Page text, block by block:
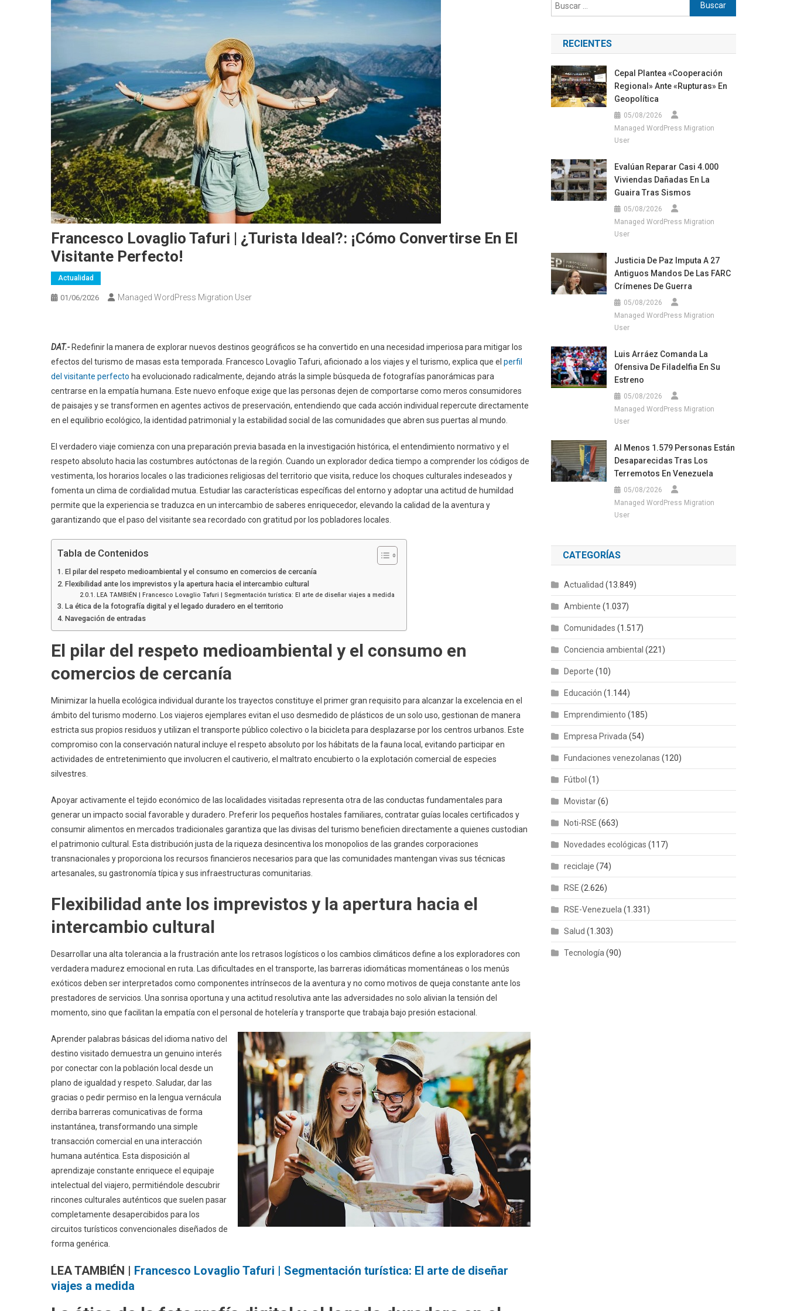
Francesco Lovaglio Tafuri | ¿Turista Ideal?: ¡Cómo Convertirse En El
Visitante Perfecto!
Actualidad
01/06/2026 Managed WordPress Migration User
DAT.- Redefinir la manera de explorar nuevos destinos geográficos se ha convertido en una necesidad imperiosa para mitigar los
efectos del turismo de masas esta temporada. Francesco Lovaglio Tafuri, aficionado a los viajes y el turismo, explica que el perfil
del visitante perfecto ha evolucionado radicalmente, dejando atrás la simple búsqueda de fotografías panorámicas para
centrarse en la empatía humana. Este nuevo enfoque exige que las personas dejen de comportarse como meros consumidores
de paisajes y se transformen en agentes activos de preservación, entendiendo que cada acción individual repercute directamente
en el equilibrio ecológico, la identidad patrimonial y la estabilidad social de las comunidades que abren sus puertas al mundo.
El verdadero viaje comienza con una preparación previa basada en la investigación histórica, el entendimiento normativo y el
respeto absoluto hacia las costumbres autóctonas de la región. Cuando un explorador dedica tiempo a comprender los códigos de
vestimenta, los horarios locales o las tradiciones religiosas del territorio que visita, reduce los choques culturales indeseados y
fomenta un clima de cordialidad mutua. Estudiar las características específicas del entorno y adoptar una actitud de humildad
permite que la experiencia se traduzca en un intercambio de saberes enriquecedor, elevando la calidad de la aventura y
garantizando que el paso del visitante sea recordado con gratitud por los pobladores locales.
Tabla de Contenidos
El pilar del respeto medioambiental y el consumo en comercios de cercanía
Flexibilidad ante los imprevistos y la apertura hacia el intercambio cultural
LEA TAMBIÉN | Francesco Lovaglio Tafuri | Segmentación turística: El arte de diseñar viajes a medida
La ética de la fotografía digital y el legado duradero en el territorio
Navegación de entradas
El pilar del respeto medioambiental y el consumo en
comercios de cercanía
Minimizar la huella ecológica individual durante los trayectos constituye el primer gran requisito para alcanzar la excelencia en el
ámbito del turismo moderno. Los viajeros ejemplares evitan el uso desmedido de plásticos de un solo uso, gestionan de manera
estricta sus propios residuos y utilizan el transporte público colectivo o la bicicleta para desplazarse por los centros urbanos. Este
compromiso con la conservación natural incluye el respeto absoluto por los hábitats de la fauna local, evitando participar en
actividades de entretenimiento que involucren el cautiverio, el maltrato encubierto o la explotación comercial de especies
silvestres.
Apoyar activamente el tejido económico de las localidades visitadas representa otra de las conductas fundamentales para
generar un impacto social favorable y duradero. Preferir los pequeños hostales familiares, contratar guías locales certificados y
consumir alimentos en mercados tradicionales garantiza que las divisas del turismo beneficien directamente a quienes custodian
el patrimonio cultural. Esta distribución justa de la riqueza desincentiva los monopolios de las grandes corporaciones
transnacionales y proporciona los recursos financieros necesarios para que las comunidades mantengan vivas sus técnicas
artesanales, su gastronomía típica y sus infraestructuras comunitarias.
Flexibilidad ante los imprevistos y la apertura hacia el
intercambio cultural
Desarrollar una alta tolerancia a la frustración ante los retrasos logísticos o los cambios climáticos define a los exploradores con
verdadera madurez emocional en ruta. Las dificultades en el transporte, las barreras idiomáticas momentáneas o los menús
exóticos deben ser interpretados como componentes intrínsecos de la aventura y no como motivos de queja constante ante los
prestadores de servicios. Una sonrisa oportuna y una actitud resolutiva ante las adversidades no solo alivian la tensión del
momento, sino que facilitan la empatía con el personal de hotelería y transporte que trabaja bajo presión estacional.
Aprender palabras básicas del idioma nativo del
destino visitado demuestra un genuino interés
por conectar con la población local desde un
plano de igualdad y respeto. Saludar, dar las
gracias o pedir permiso en la lengua vernácula
derriba barreras comunicativas de forma
instantánea, transformando una simple
transacción comercial en una interacción
humana auténtica. Esta disposición al
aprendizaje constante enriquece el equipaje
intelectual del viajero, permitiéndole descubrir
rincones culturales auténticos que suelen pasar
completamente desapercibidos para los
circuitos turísticos convencionales diseñados de
forma genérica.
LEA TAMBIÉN | Francesco Lovaglio Tafuri | Segmentación turística: El arte de diseñar
viajes a medida
RECIENTES
Cepal Plantea «cooperación
Regional» Ante «rupturas» En
Geopolítica
05/08/2026
Managed WordPress Migration
User
Evalúan Reparar Casi 4.000
Viviendas Dañadas En La
Guaira Tras Sismos
05/08/2026
Managed WordPress Migration
User
Justicia De Paz Imputa A 27
Antiguos Mandos De Las FARC
Crímenes De Guerra
05/08/2026
Managed WordPress Migration
User
Luis Arráez Comanda La
Ofensiva De Filadelfia En Su
Estreno
05/08/2026
Managed WordPress Migration
User
Al Menos 1.579 Personas Están
Desaparecidas Tras Los
Terremotos En Venezuela
05/08/2026
Managed WordPress Migration
User
CATEGORÍAS
Actualidad (13.849)
Ambiente (1.037)
Comunidades (1.517)
Conciencia ambiental (221)
Deporte (10)
Educación (1.144)
Emprendimiento (185)
Empresa Privada (54)
Fundaciones venezolanas (120)
Fútbol (1)
Movistar(6)
Noti-RSE (663)
Novedades ecológicas (117)
reciclaje (74)
RSE (2.626)
RSE-Venezuela (1.331)
Salud (1.303)
Tecnología (90)